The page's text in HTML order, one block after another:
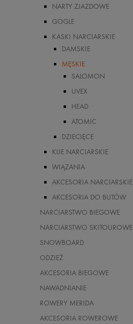
NARTY ZJAZDOWE
GOGLE
KASKI NARCIARSKIE
DAMSKIE
MĘSKIE
SALOMON
UVEX
HEAD
ATOMIC
DZIECIĘCE
KIJE NARCIARSKIE
WIĄZANIA
AKCESORIA NARCIARSKIE
AKCESORIA DO BUTÓW
NARCIARSTWO BIEGOWE
NARCIARSTWO SKITOUROWE
SNOWBOARD
ODZIEŻ
AKCESORIA BIEGOWE
NAWADNIANIE
ROWERY MERIDA
AKCESORIA ROWEROWE